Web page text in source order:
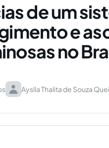
de um
e
no
Ayslla Thalita de Souza